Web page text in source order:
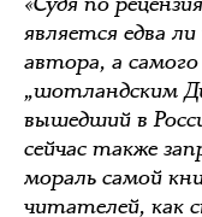
является едва
автора, а
„шотландским
вышедший в
сейчас также
мораль самой
читателей, как